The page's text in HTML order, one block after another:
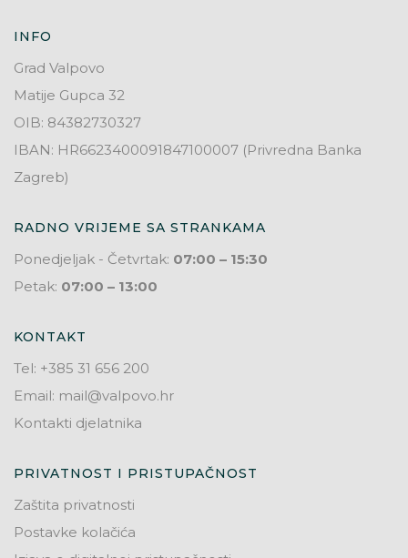
INFO
Grad Valpovo
Matije Gupca 32
OIB: 84382730327
IBAN: HR6623400091847100007 (Privredna Banka
Zagreb)
RADNO VRIJEME SA STRANKAMA
Ponedjeljak - Četvrtak: 07:00 – 15:30
Petak: 07:00 – 13:00
KONTAKT
Tel: +385 31 656 200
Email: mail@valpovo.hr
Kontakti djelatnika
PRIVATNOST I PRISTUPAČNOST
Zaštita privatnosti
Postavke kolačića